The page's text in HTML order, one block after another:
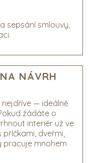
sepsání smlouvy,
NÁVRH
— ideálně
žádáte o
interiér už ve
dveřmi,
pracuje mnohem